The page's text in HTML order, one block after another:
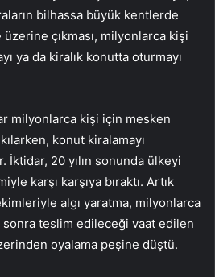
bilhassa büyük kentlerde
çıkması, milyonlarca kişi
ya da kiralık konutta oturmayı
milyonlarca kişi için mesken
konut kiralamayı
İktidar, 20 yılın sonunda ülkeyi
karşı karşıya bıraktı. Artık
algı yaratma, milyonlarca
sonra teslim edileceği vaat edilen
oyalama peşine düştü.